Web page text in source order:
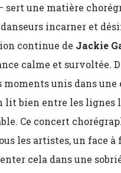
sert une matière
incarner et
continue de Jackie
calme et survoltée.
moments unis dans
lit bien entre les lignes
Ce concert
les artistes, un face à
cela dans une